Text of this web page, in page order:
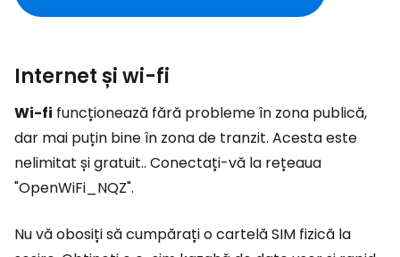
Internet și wi-fi
Wi-fi funcționează fără probleme în zona publică,
dar mai puțin bine în zona de tranzit. Acesta este
nelimitat și gratuit.. Conectați-vă la rețeaua
"OpenWiFi_NQZ".
Nu vă obosiți să cumpărați o cartelă SIM fizică la